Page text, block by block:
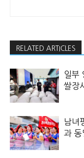
RELATED ARTICLES
일부
쌀장
남녀
과 동